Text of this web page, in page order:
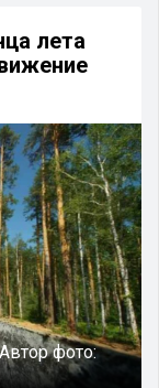
лета
Автор фото: